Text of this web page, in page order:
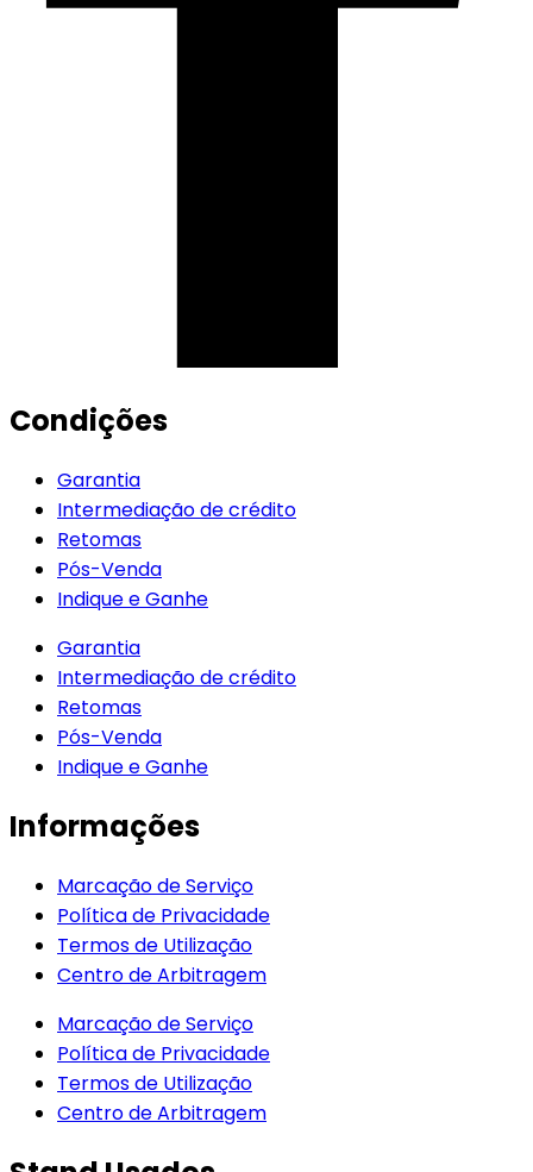
Condições
Garantia
Intermediação de crédito
Retomas
Pós-Venda
Indique e Ganhe
Garantia
Intermediação de crédito
Retomas
Pós-Venda
Indique e Ganhe
Informações
Marcação de Serviço
Política de Privacidade
Termos de Utilização
Centro de Arbitragem
Marcação de Serviço
Política de Privacidade
Termos de Utilização
Centro de Arbitragem